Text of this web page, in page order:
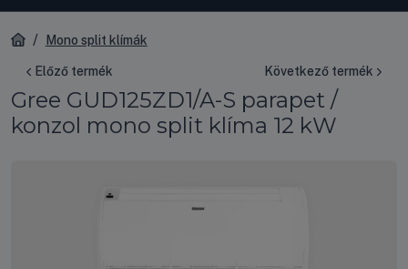
Mono split klímák
Előző termék Következő termék
Gree GUD125ZD1/A-S parapet /
konzol mono split klíma 12 kW